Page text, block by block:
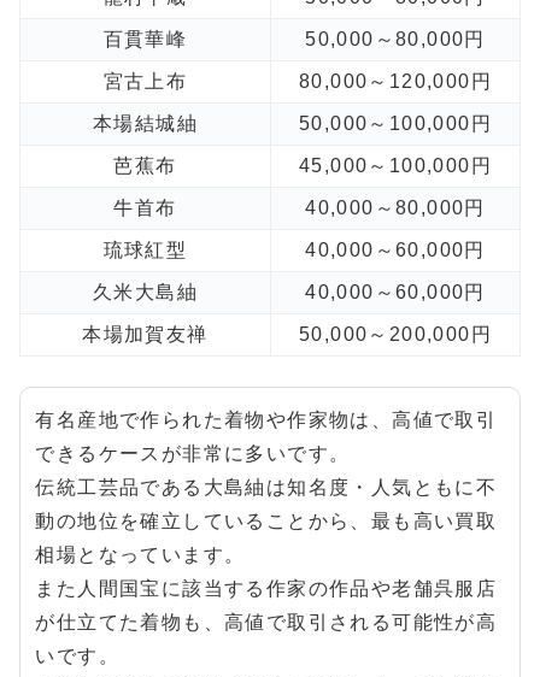
百貫華峰 50,000～80,000円
宮古上布 80,000～120,000円
本場結城紬 50,000～100,000円
芭蕉布 45,000～100,000円
牛首布 40,000～80,000円
琉球紅型 40,000～60,000円
久米大島紬 40,000～60,000円
本場加賀友禅 50,000～200,000円
有名産地で作られた着物や作家物は、高値で取引
できるケースが非常に多いです。
伝統工芸品である大島紬は知名度・人気ともに不
動の地位を確立していることから、最も高い買取
相場となっています。
また人間国宝に該当する作家の作品や老舗呉服店
が仕立てた着物も、高値で取引される可能性が高
いです。